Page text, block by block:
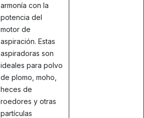
armonía con la
potencia del
motor de
aspiración. Estas
aspiradoras son
ideales para polvo
de plomo, moho,
heces de
roedores y otras
partículas